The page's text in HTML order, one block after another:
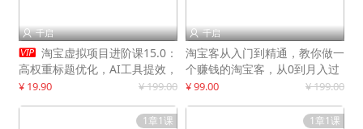
 千启
 淘宝虚拟项目进阶课15.0：
高权重标题优化，AI工具提效，
自动盈利模式搭建
¥ 19.90 ¥ 199.00
 千启
淘宝客从入门到精通，教你做一
个赚钱的淘宝客，从0到月入过
万
¥ 99.00 ¥ 199.00
1章1课 1章1课